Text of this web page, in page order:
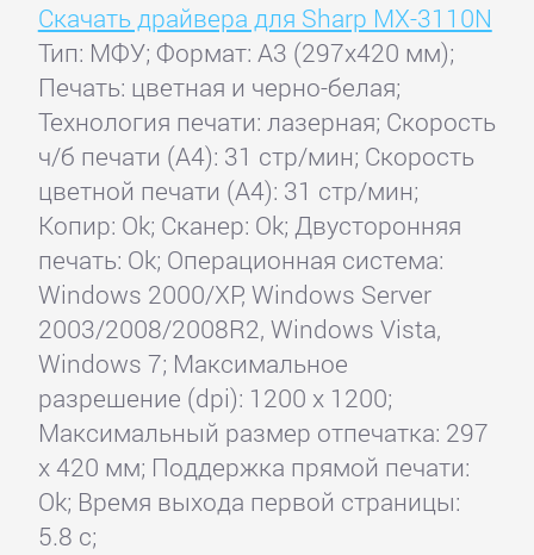
Скачать драйвера для Sharp MX-3110N
Тип: МФУ; Формат: A3 (297x420 мм);
Печать: цветная и черно-белая;
Технология печати: лазерная; Скорость
ч/б печати (А4): 31 стр/мин; Скорость
цветной печати (А4): 31 стр/мин;
Копир: Ok; Сканер: Ok; Двусторонняя
печать: Ok; Операционная система:
Windows 2000/XP, Windows Server
2003/2008/2008R2, Windows Vista,
Windows 7; Максимальное
разрешение (dpi): 1200 x 1200;
Максимальный размер отпечатка: 297
x 420 мм; Поддержка прямой печати:
Ok; Время выхода первой страницы:
5.8 с;